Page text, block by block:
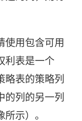
使用包含可用
利表是一个
略表的策略列
的列的另一列
示）。